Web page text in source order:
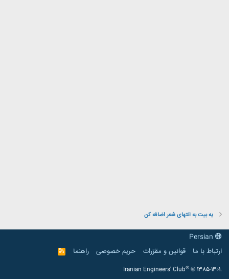
یه بیت به انتهای شعر اضافه کن
ارتباط با ما
قوانین و مقرّرات حریم خصوصی راهنما
R
S
Iranian Engineers' Club® © 1385-1401.